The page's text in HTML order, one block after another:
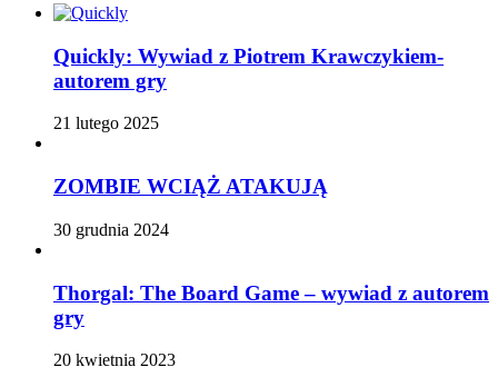
Quickly: Wywiad z Piotrem Krawczykiem-
autorem gry
21 lutego 2025
ZOMBIE WCIĄŻ ATAKUJĄ
30 grudnia 2024
Thorgal: The Board Game – wywiad z autorem
gry
20 kwietnia 2023